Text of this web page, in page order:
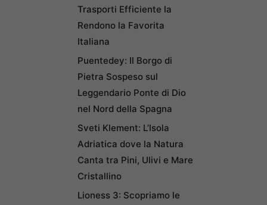
Trasporti Efficiente la
Rendono la Favorita
Italiana
Puentedey: Il Borgo di
Pietra Sospeso sul
Leggendario Ponte di Dio
nel Nord della Spagna
Sveti Klement: L’Isola
Adriatica dove la Natura
Canta tra Pini, Ulivi e Mare
Cristallino
Lioness 3: Scopriamo le